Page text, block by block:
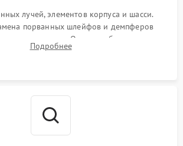
лучей, элементов корпуса и шасси.
порванных шлейфов и демпферов
подвеса камеры. Очистка объектива,
механизма фокусировки. Установка новых
Подробнее